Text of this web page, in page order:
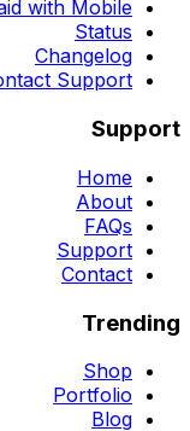
with Mobile
Status
Changelog
Support
Support
Home
About
FAQs
Support
Contact
Trending
Shop
Portfolio
Blog